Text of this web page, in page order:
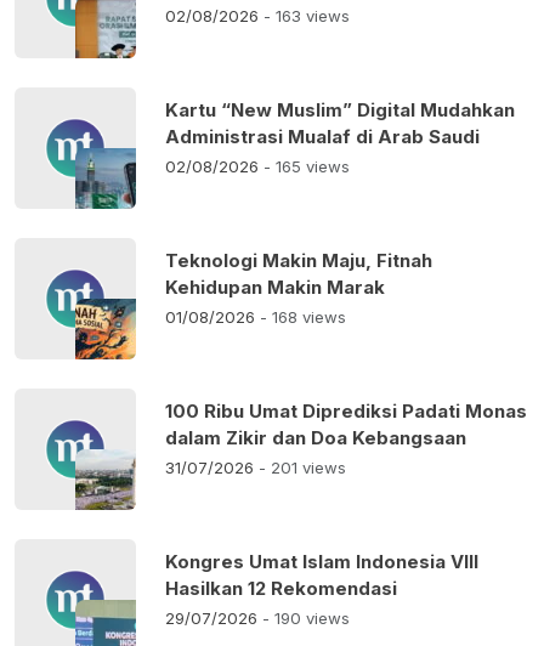
02/08/2026 - 163 views
Kartu “New Muslim” Digital Mudahkan
Administrasi Mualaf di Arab Saudi
02/08/2026 - 165 views
Teknologi Makin Maju, Fitnah
Kehidupan Makin Marak
01/08/2026 - 168 views
100 Ribu Umat Diprediksi Padati Monas
dalam Zikir dan Doa Kebangsaan
31/07/2026 - 201 views
Kongres Umat Islam Indonesia VIII
Hasilkan 12 Rekomendasi
29/07/2026 - 190 views